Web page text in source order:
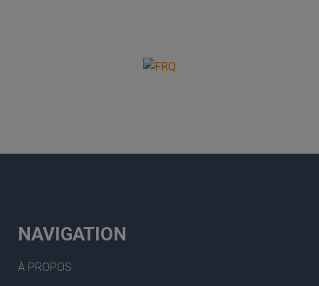
NAVIGATION
À PROPOS